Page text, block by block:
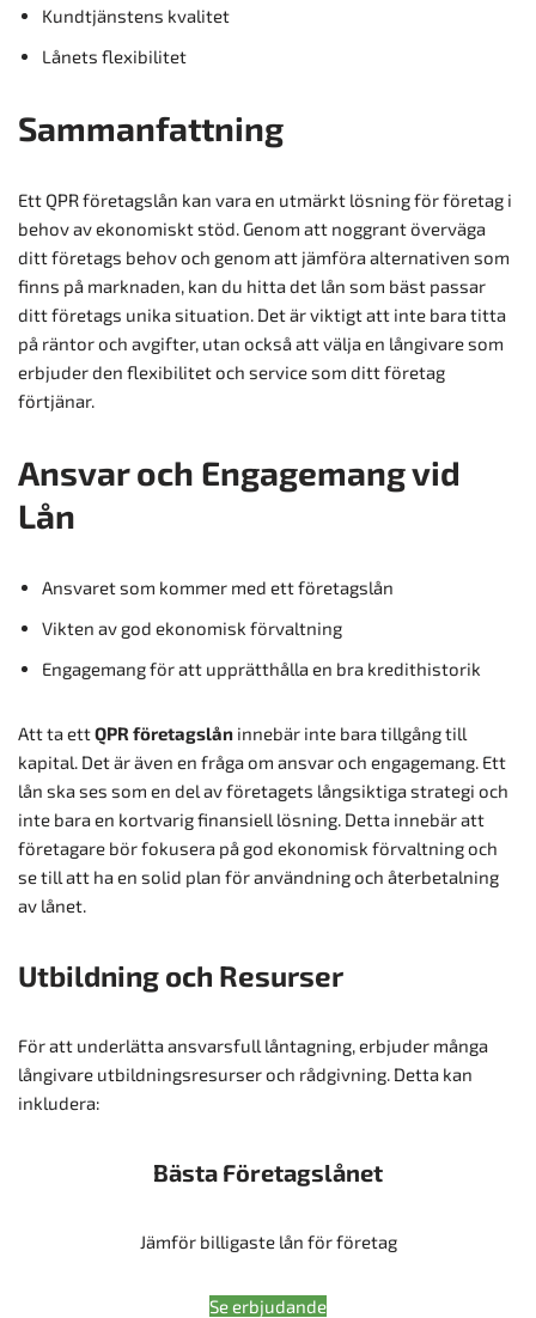
Kundtjänstens kvalitet
Lånets flexibilitet
Sammanfattning
Ett QPR företagslån kan vara en utmärkt lösning för företag i
behov av ekonomiskt stöd. Genom att noggrant överväga
ditt företags behov och genom att jämföra alternativen som
finns på marknaden, kan du hitta det lån som bäst passar
ditt företags unika situation. Det är viktigt att inte bara titta
på räntor och avgifter, utan också att välja en långivare som
erbjuder den flexibilitet och service som ditt företag
förtjänar.
Ansvar och Engagemang vid
Lån
Ansvaret som kommer med ett företagslån
Vikten av god ekonomisk förvaltning
Engagemang för att upprätthålla en bra kredithistorik
Att ta ettQPR företagslån innebär inte bara tillgång till
kapital. Det är även en fråga om ansvar och engagemang. Ett
lån ska ses som en del av företagets långsiktiga strategi och
inte bara en kortvarig finansiell lösning. Detta innebär att
företagare bör fokusera på god ekonomisk förvaltning och
se till att ha en solid plan för användning och återbetalning
av lånet.
Utbildning och Resurser
För att underlätta ansvarsfull låntagning, erbjuder många
långivare utbildningsresurser och rådgivning. Detta kan
inkludera:
Bästa Företagslånet
Jämför billigaste lån för företag
Se erbjudande